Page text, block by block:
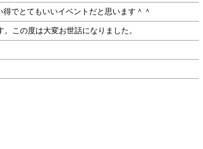
でとてもいいイベントだと思います＾＾
この度は大変お世話になりました。